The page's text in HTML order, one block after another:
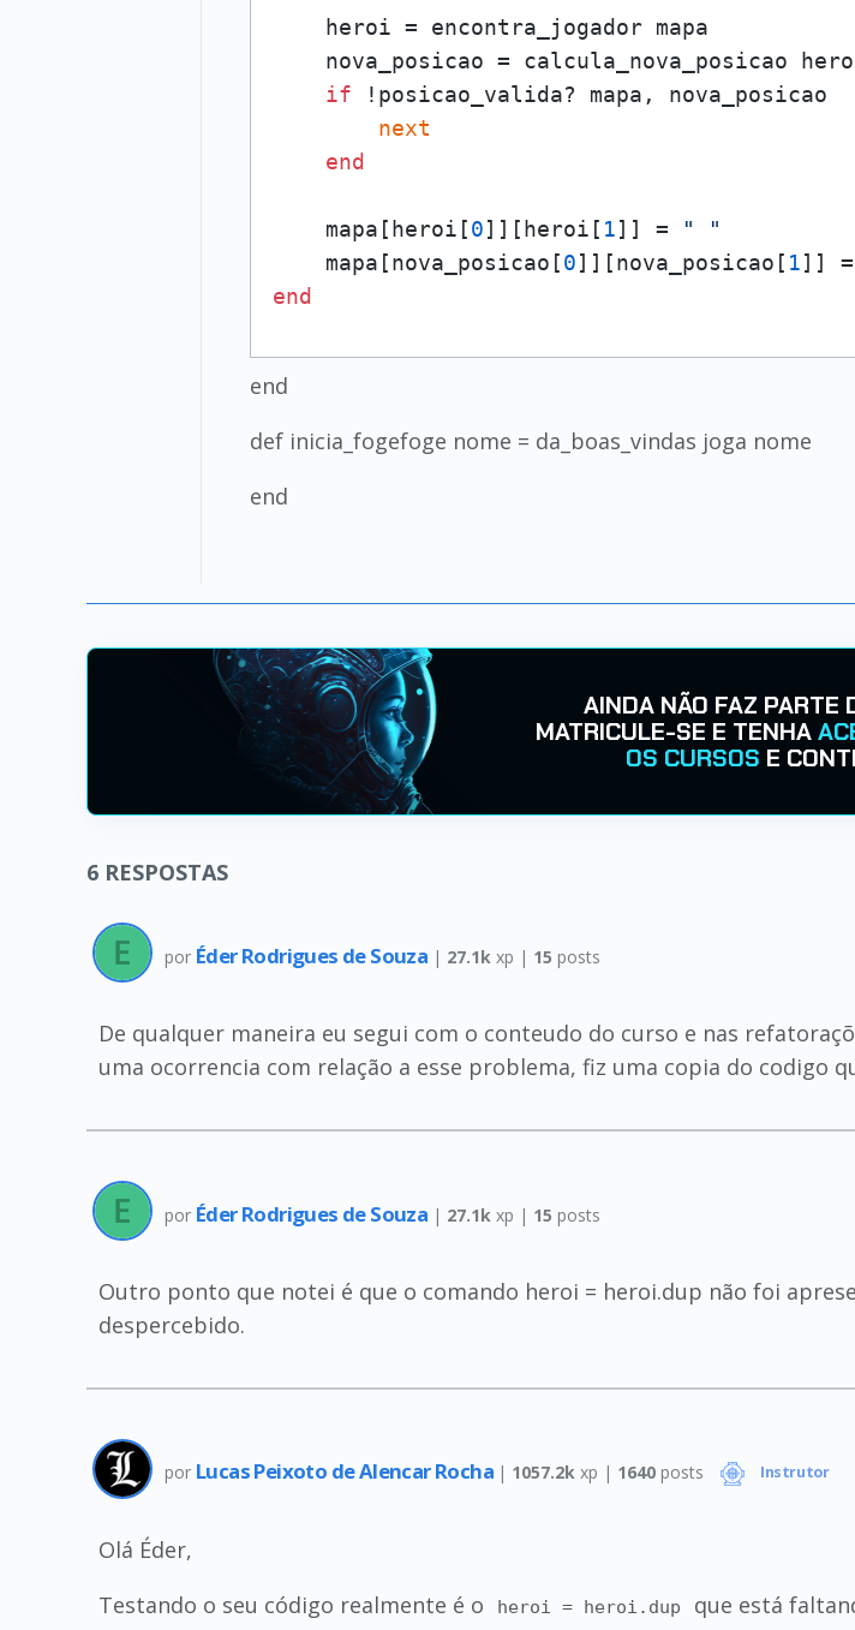
    heroi = encontra_jogador mapa
nova_posicao = calcula_nova_posicao
if !posicao_valida? mapa, nova_posicao
next
end
    mapa[heroi[
0]][heroi[ 1]] =
" "
    mapa[nova_posicao[
0]][nova_posicao[ 1]] =
end
end
def inicia_fogefoge nome = da_boas_vindas joga nome
end
AINDA NÃO FAZ PARTE
MATRICULE-SE E TENHA
OS CURSOS E
6 RESPOSTAS
por Éder Rodrigues de Souza | 27.1k xp | 15 posts
De qualquer maneira eu segui com o conteudo do curso e nas
uma ocorrencia com relação a esse problema, fiz uma copia do codigo
por Éder Rodrigues de Souza | 27.1k xp | 15 posts
Outro ponto que notei é que o comando heroi = heroi.dup não foi
despercebido.
por Lucas Peixoto de Alencar Rocha | 1057.2k xp | 1640 posts Instrutor
Olá Éder,
Testando o seu código realmente é o
heroi = heroi.dup que está